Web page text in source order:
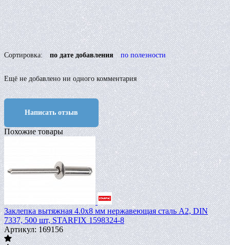
Сортировка: по дате добавления по полезности
Ещё не добавлено ни одного комментария
Написать отзыв
Похожие товары
Заклепка вытяжная 4.0х8 мм нержавеющая сталь А2, DIN
7337, 500 шт, STARFIX 1598324-8
Артикул: 169156